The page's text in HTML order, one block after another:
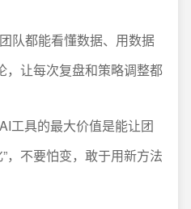
队都能看懂数据、用数据
，让每次复盘和策略调整都
AI工具的最大价值是能让团
，不要怕变，敢于用新方法